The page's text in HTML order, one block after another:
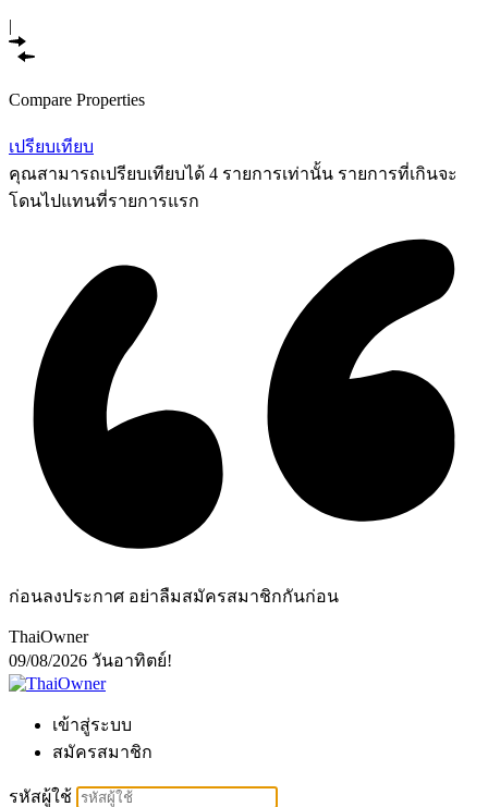
|
Compare Properties
เปรียบเทียบ
คุณสามารถเปรียบเทียบได้ 4 รายการเท่านั้น รายการที่เกินจะ
โดนไปแทนที่รายการแรก
ก่อนลงประกาศ อย่าลืมสมัครสมาชิกกันก่อน
ThaiOwner
09/08/2026 วันอาทิตย์!
เข้าสู่ระบบ
สมัครสมาชิก
รหัสผู้ใช้